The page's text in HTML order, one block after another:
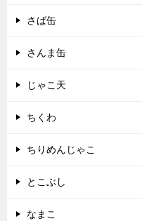
さば缶
さんま缶
じゃこ天
ちくわ
ちりめんじゃこ
とこぶし
なまこ